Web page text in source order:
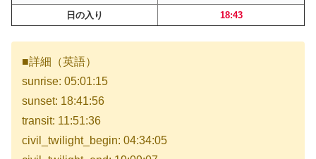
日の入り
18:43
■詳細（英語）
sunrise: 05:01:15
sunset: 18:41:56
transit: 11:51:36
civil_twilight_begin: 04:34:05